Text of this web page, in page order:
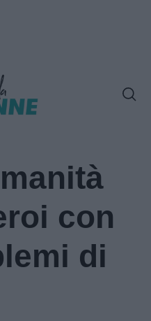
con
di